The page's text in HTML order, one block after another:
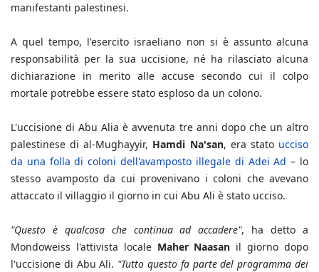
manifestanti palestinesi.
A quel tempo, l'esercito israeliano non si è assunto alcuna
responsabilità per la sua uccisione, né ha rilasciato alcuna
dichiarazione in merito alle accuse secondo cui il colpo
mortale potrebbe essere stato esploso da un colono.
L'uccisione di Abu Alia è avvenuta tre anni dopo che un altro
palestinese di al-Mughayyir, Hamdi Na'san, era stato ucciso
da una folla di coloni dell'avamposto illegale di Adei Ad– lo
stesso avamposto da cui provenivano i coloni che avevano
attaccato il villaggio il giorno in cui Abu Ali è stato ucciso.
"Questo è qualcosa che continua ad accadere", ha detto a
Mondoweiss l'attivista locale Maher Naasan il giorno dopo
l'uccisione di Abu Ali. "Tutto questo fa parte del programma dei